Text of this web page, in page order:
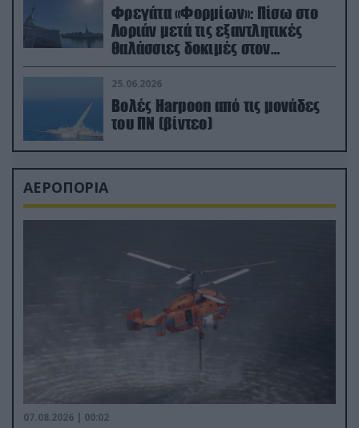
Φρεγάτα «Φορμίων»: Πίσω στο
Λοριάν μετά τις εξαντλητικές
θαλάσσιες δοκιμές στον
απαιτητικό Βισκαϊκό
25.06.2026
Βολές Harpoon από τις μονάδες
του ΠΝ (βίντεο)
ΑΕΡΟΠΟΡΙΑ
07.08.2026 | 00:02